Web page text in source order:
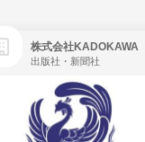
株式会社KADOKAWA
出版社・新聞社